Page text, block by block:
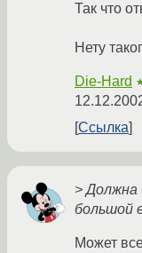
Так что
Нету
Die-Hard
Ссылка
> Должна
большой
Может